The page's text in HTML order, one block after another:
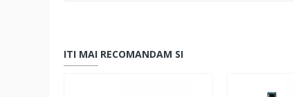
ITI MAI RECOMANDAM SI